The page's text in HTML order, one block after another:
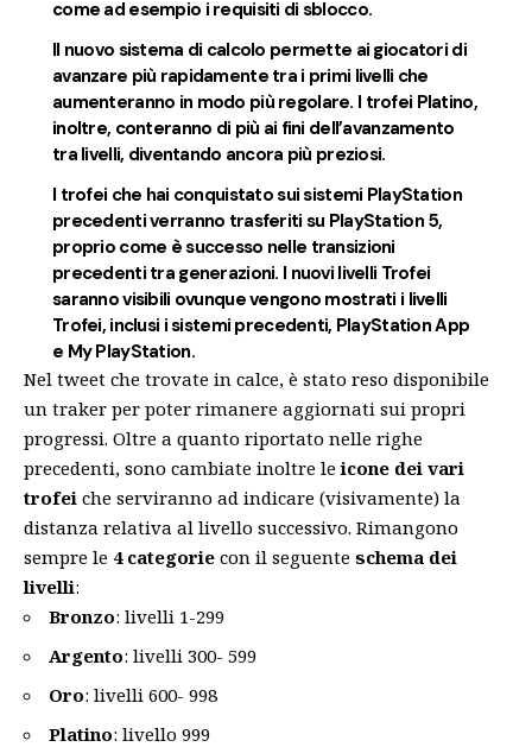
come ad esempio i requisiti di sblocco.
Il nuovo sistema di calcolo permette ai giocatori di
avanzare più rapidamente tra i primi livelli che
aumenteranno in modo più regolare. I trofei Platino,
inoltre, conteranno di più ai fini dell’avanzamento
tra livelli, diventando ancora più preziosi.
I trofei che hai conquistato sui sistemi PlayStation
precedenti verranno trasferiti su PlayStation 5,
proprio come è successo nelle transizioni
precedenti tra generazioni. I nuovi livelli Trofei
saranno visibili ovunque vengono mostrati i livelli
Trofei, inclusi i sistemi precedenti, PlayStation App
e My PlayStation.
Nel tweet che trovate in calce, è stato reso disponibile
un traker per poter rimanere aggiornati sui propri
progressi. Oltre a quanto riportato nelle righe
precedenti, sono cambiate inoltre leicone dei vari
trofei che serviranno ad indicare (visivamente) la
distanza relativa al livello successivo. Rimangono
sempre le 4 categorie con il seguente schema dei
livelli:
Bronzo: livelli 1-299
Argento: livelli 300- 599
Oro: livelli 600- 998
Platino: livello 999